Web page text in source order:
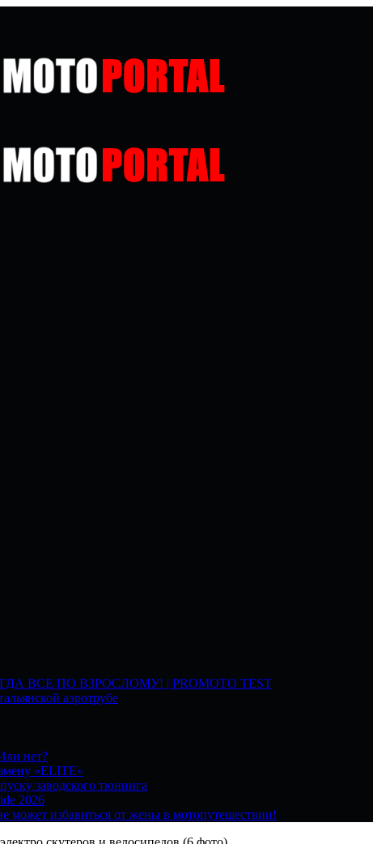
ВСЕ ПО ВЗРОСЛОМУ! | PROMOTO TEST
аэротрубе
нет?
«ELITE»
заводского тюнинга
2026
может избавиться от жены в мотопутешествии!